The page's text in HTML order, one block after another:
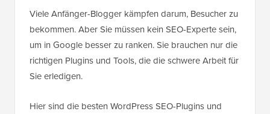
Viele Anfänger-Blogger kämpfen darum, Besucher zu
bekommen. Aber Sie müssen kein SEO-Experte sein,
um in Google besser zu ranken. Sie brauchen nur die
richtigen Plugins und Tools, die die schwere Arbeit für
Sie erledigen.
Hier sind die besten WordPress SEO-Plugins und